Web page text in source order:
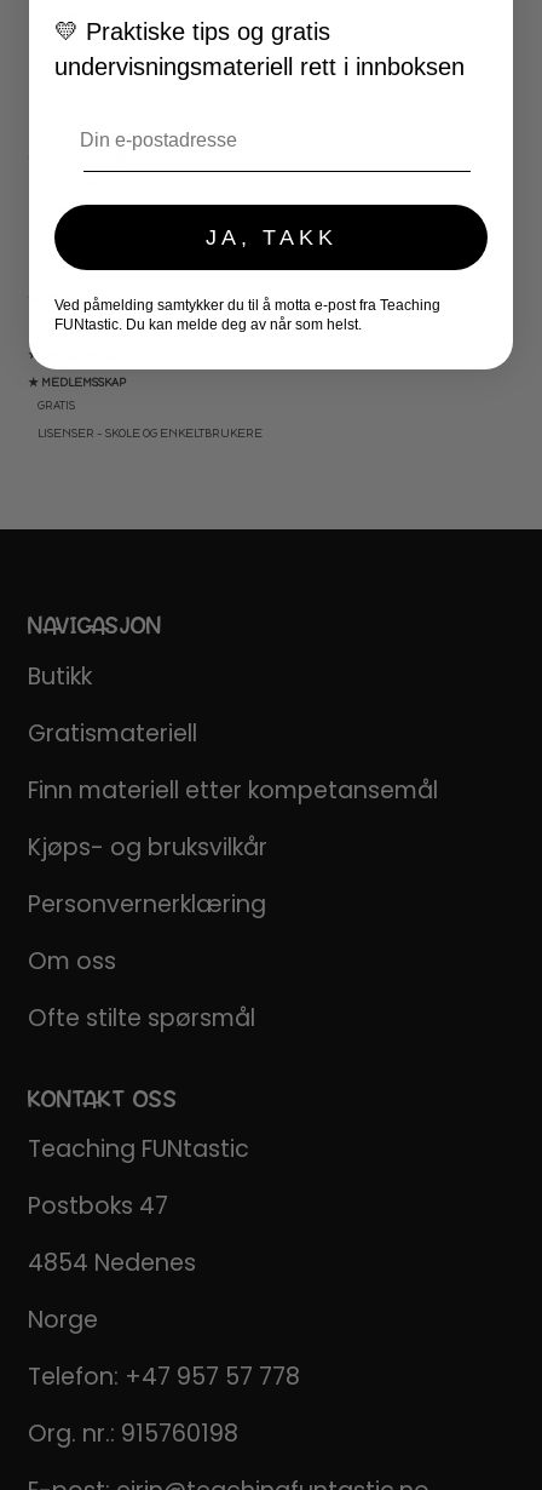
HALLOWEEN
JUL
KLASSEROMSDEKOR
KLASSELEDELSE
BRAIN BREAKS
★ SPILL
DOMINOSPILL
★ SAMLEPAKKER
★ MEDLEMSSKAP
GRATIS
LISENSER – SKOLE OG ENKELTBRUKERE
NAVIGASJON
Butikk
Gratismateriell
Finn materiell etter kompetansemål
Kjøps- og bruksvilkår
Personvernerklæring
Om oss
Ofte stilte spørsmål
KONTAKT OSS
Teaching FUNtastic
Postboks 47
4854 Nedenes
Norge
Telefon: +47 957 57 778
Org. nr.: 915760198
💛 Praktiske tips og gratis
undervisningsmateriell rett i innboksen
JA, TAKK
Ved påmelding samtykker du til å motta e-post fra Teaching
FUNtastic. Du kan melde deg av når som helst.